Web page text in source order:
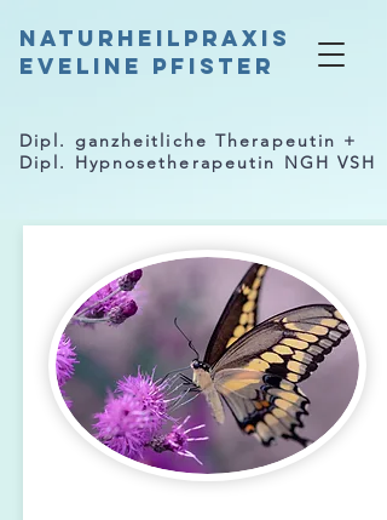
Naturheilpraxis
Eveline Pfister
Dipl. ganzheitliche Therapeutin +
Dipl. Hypnosetherapeutin NGH VSH